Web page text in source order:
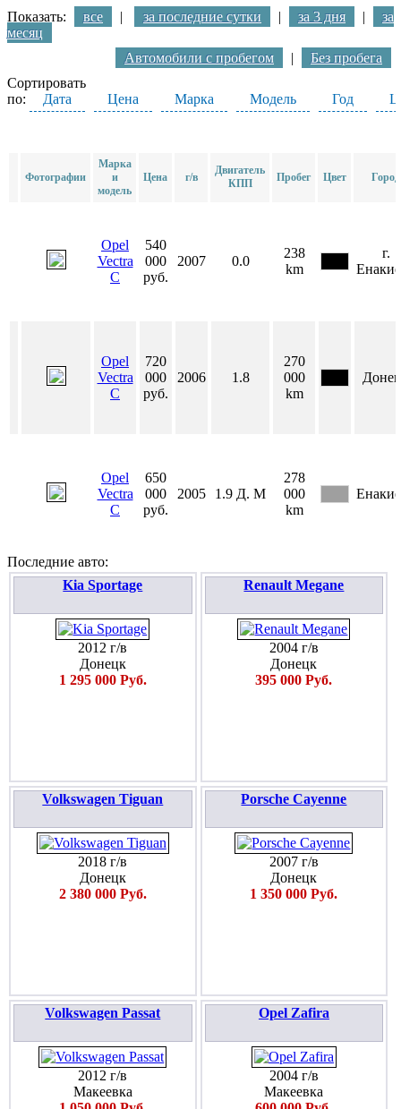
Показать: все | за последние сутки | за 3 дня |
за
месяц
Автомобили с пробегом
|
Без пробега
Сортировать
по:
Дата Цена Марка Модель Год
Фотографии
Марка
и
модель
Цена г/в
Двигатель
КПП
Пробег Цвет Город
Opel
Vectra
C
540
000
руб.
2007 0.0
238
km
г.
Opel
Vectra
C
720
000
руб.
2006 1.8
270
000
km
Opel
Vectra
C
650
000
руб.
2005 1.9 Д. М
278
000
km
Последние авто:
Kia Sportage
2012 г/в
Донецк
1 295 000 Руб.
Renault Megane
2004 г/в
Донецк
395 000 Руб.
Volkswagen Tiguan
2018 г/в
Донецк
2 380 000 Руб.
Porsche Cayenne
2007 г/в
Донецк
1 350 000 Руб.
Volkswagen Passat
2012 г/в
Макеевка
Opel Zafira
2004 г/в
Макеевка